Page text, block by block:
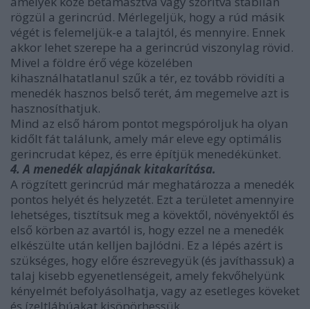
rögzül a gerincrúd. Mérlegeljük, hogy a rúd másik
végét is felemeljük-e a talajtól, és mennyire. Ennek
akkor lehet szerepe ha a gerincrúd viszonylag rövid.
Mivel a földre érő vége közelében
kihasználhatatlanul szűk a tér, ez tovább rövidíti a
menedék hasznos belső terét, ám megemelve azt is
hasznosíthatjuk.
Mind az első három pontot megspóroljuk ha olyan
kidőlt fát találunk, amely már eleve egy optimális
gerincrudat képez, és erre építjük menedékünket.
4. A menedék alapjának kitakarítása.
A rögzített gerincrúd már meghatározza a menedék
pontos helyét és helyzetét. Ezt a területet amennyire
lehetséges, tisztítsuk meg a kövektől, növényektől és
első körben az avartól is, hogy ezzel ne a menedék
elkészülte után kelljen bajlódni. Ez a lépés azért is
szükséges, hogy előre észrevegyük (és javíthassuk) a
talaj kisebb egyenetlenségeit, amely fekvőhelyünk
kényelmét befolyásolhatja, vagy az esetleges köveket
és ízeltlábúakat kisöpörhessük.